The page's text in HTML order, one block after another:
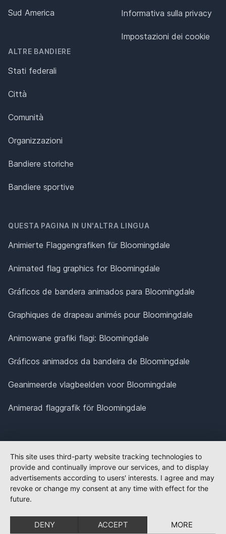
Sud America
ALTRE BANDIERE
Stati federali
Città
Comunità
Organizzazioni
Bandiere storiche
Bandiere sportive
Informativa sulla privacy
Impostazioni dei cookie
QUESTA PAGINA IN UN'ALTRA LINGUA
Animierte Flaggengrafiken für Bloomingdale
Animated flag graphics for Bloomingdale
Gráficos de bandera animados para Bloomingdale
Graphiques de drapeau animés pour Bloomingdale
Animowane grafiki flagi: Bloomingdale
Gráficos animados da bandeira de Bloomingdale
Geanimeerde vlagbeelden voor Bloomingdale
Animerad flaggrafik för Bloomingdale
This site uses third-party website tracking technologies to
provide and continually improve our services, and to display
advertisements according to users' interests. I agree and may
revoke or change my consent at any time with effect for the
future.
DENY ACCEPT MORE